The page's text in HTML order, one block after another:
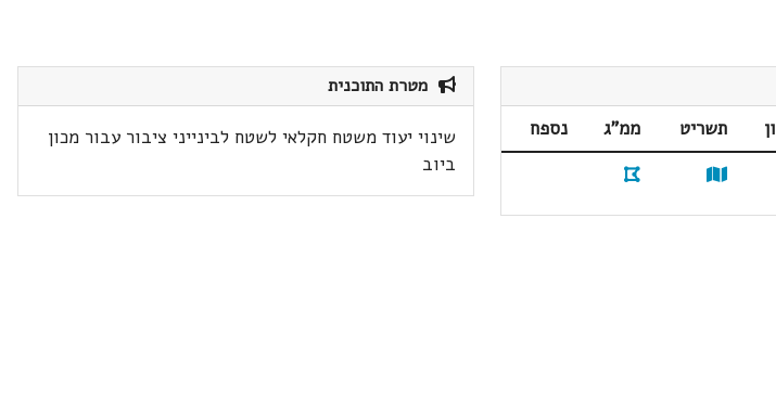
תשריט ממ"ג
נספח
מטרת התוכנית
שינוי יעוד משטח חקלאי לשטח לבינייני ציבור עבור מכון
ביוב